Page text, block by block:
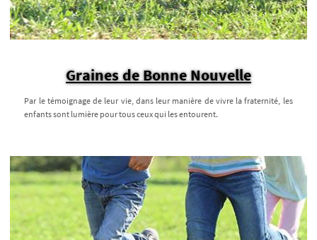
Graines de Bonne Nouvelle
Par le témoignage de leur vie, dans leur manière de vivre la fraternité, les
enfants sont lumière pour tous ceux qui les entourent.